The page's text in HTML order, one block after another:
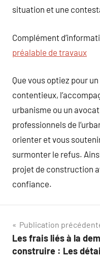
situation et une
Complément
préalable de travaux
Que vous optiez pour
contentieux,
urbanisme ou un
professionnels de
orienter et vous
surmonter le refus.
projet de construction
confiance.
Navigation
de
Publication
Les frais liés à la
construire : Les